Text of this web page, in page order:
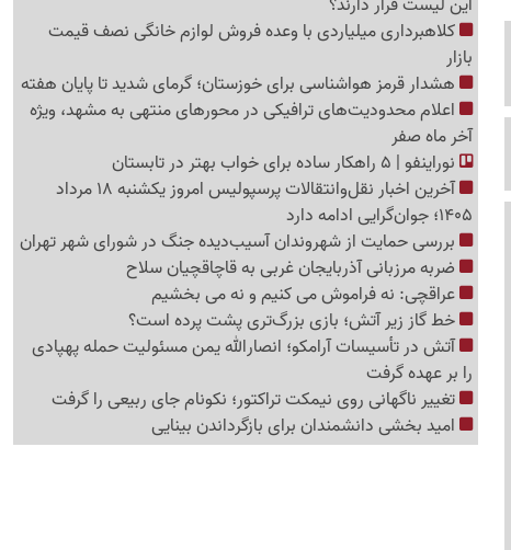
کلاهبرداری میلیاردی با وعده فروش لوازم خانگی نصف قیمت
بازار
هشدار قرمز هواشناسی برای خوزستان؛ گرمای شدید تا پایان هفته
اعلام محدودیت‌های ترافیکی در محورهای منتهی به مشهد، ویژه
آخر ماه صفر
نوراینفو | 5 راهکار ساده برای خواب بهتر در تابستان
آخرین اخبار نقل‌وانتقالات پرسپولیس امروز یکشنبه 18 مرداد
1405؛ جوان‌گرایی ادامه دارد
بررسی حمایت از شهروندان آسیب‌دیده جنگ در شورای شهر تهران
ضربه مرزبانی آذربایجان غربی به قاچاقچیان سلاح
عراقچی: نه فراموش می کنیم و نه می بخشیم
خط گاز زیر آتش؛ بازی بزرگ‌تری پشت پرده است؟
آتش در تأسیسات آرامکو؛ انصارالله یمن مسئولیت حمله پهپادی
را بر عهده گرفت
تغییر ناگهانی روی نیمکت تراکتور؛ نکونام جای ربیعی را گرفت
امید بخشی دانشمندان برای بازگرداندن بینایی